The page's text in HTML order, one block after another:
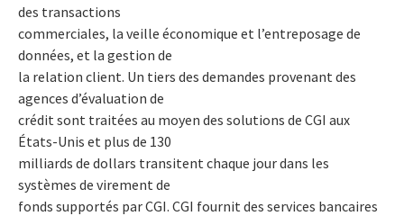
des transactions
commerciales, la veille économique et l’entreposage de
données, et la gestion de
la relation client. Un tiers des demandes provenant des
agences d’évaluation de
crédit sont traitées au moyen des solutions de CGI aux
États-Unis et plus de 130
milliards de dollars transitent chaque jour dans les
systèmes de virement de
fonds supportés par CGI. CGI fournit des services bancaires